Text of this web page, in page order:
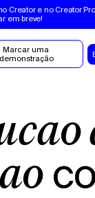
Creator e no Creator Pro
em breve!
Marcar uma
demonstração